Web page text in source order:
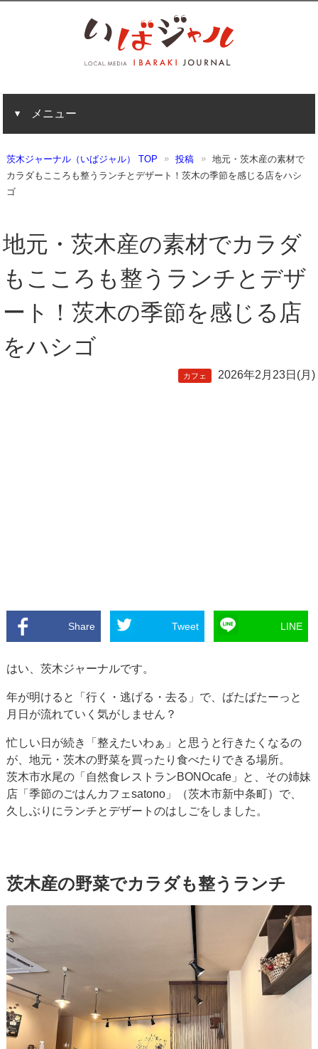
メニュー
茨木ジャーナル（いばジャル） TOP 投稿
地元・茨木産の素材で
カラダもこころも整うランチとデザート！茨木の季節を感じる店をハシ
ゴ
地元・茨木産の素材でカラダ
もこころも整うランチとデザ
ート！茨木の季節を感じる店
をハシゴ
カフェ 2026年2月23日(月)
Share Tweet LINE
はい、茨木ジャーナルです。
年が明けると「行く・逃げる・去る」で、ばたばたーっと
月日が流れていく気がしません？
忙しい日が続き「整えたいわぁ」と思うと行きたくなるの
が、地元・茨木の野菜を買ったり食べたりできる場所。
茨木市水尾の「自然食レストランBONOcafe」と、その姉妹
店「季節のごはんカフェsatono」（茨木市新中条町）で、
久しぶりにランチとデザートのはしごをしました。
茨木産の野菜でカラダも整うランチ